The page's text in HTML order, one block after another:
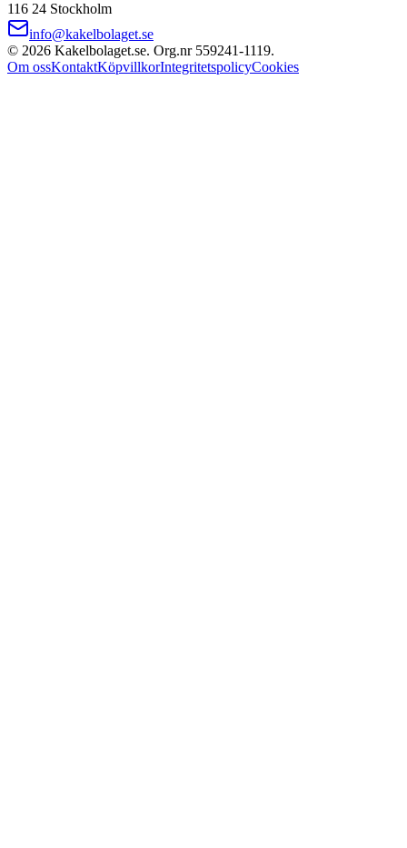
116 24 Stockholm
info@kakelbolaget.se
© 2026 Kakelbolaget.se. Org.nr 559241‑1119.
Om ossKontaktKöpvillkorIntegritetspolicyCookies